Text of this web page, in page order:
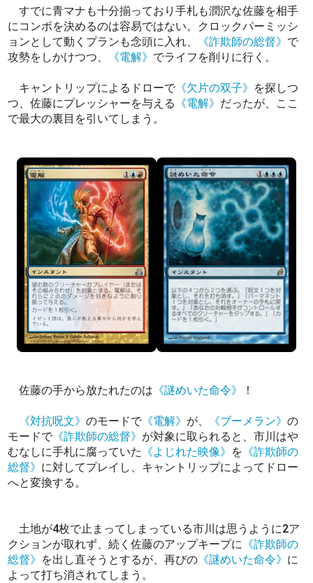
すでに青マナも十分揃っており手札も潤沢な佐藤を相手
にコンボを決めるのは容易ではない。クロックパーミッシ
ョンとして動くプランも念頭に入れ、
《詐欺師の総督》 で
攻勢をしかけつつ、
《電解》 でライフを削りに行く。
キャントリップによるドローで 《欠片の双子》 を探しつ
つ、佐藤にプレッシャーを与える 《電解》 だったが、ここ
で最大の裏目を引いてしまう。
佐藤の手から放たれたのは 《謎めいた命令》 ！
《対抗呪文》のモードで 《電解》 が、 《ブーメラン》の
モードで 《詐欺師の総督》 が対象に取られると、市川はや
むなしに手札に腐っていた 《よじれた映像》 を 《詐欺師の
総督》 に対してプレイし、キャントリップによってドロー
へと変換する。
土地が4枚で止まってしまっている市川は思うように2ア
クションが取れず、続く佐藤のアップキープに 《詐欺師の
総督》 を出し直そうとするが、再びの 《謎めいた命令》 に
よって打ち消されてしまう。